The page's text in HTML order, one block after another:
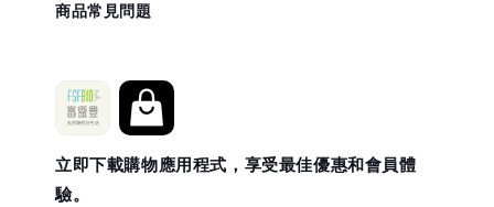
商品常見問題
立即下載購物應用程式，享受最佳優惠和會員體
驗。